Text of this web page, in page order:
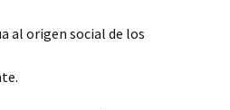
al origen social de los